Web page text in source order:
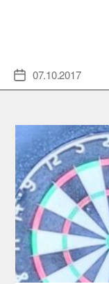
Veröffentlichungsdatum
07.10.2017